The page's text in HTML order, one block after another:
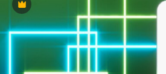
Premium